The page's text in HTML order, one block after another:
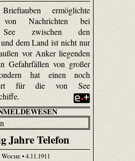
ermöglichte
von Nachrichten bei
See zwischen den
dem Land ist nicht nur
vor Anker liegenden
Gefahrfällen von großer
hat einen noch
für die von See
Jahre Telefon
• 4.11.1911